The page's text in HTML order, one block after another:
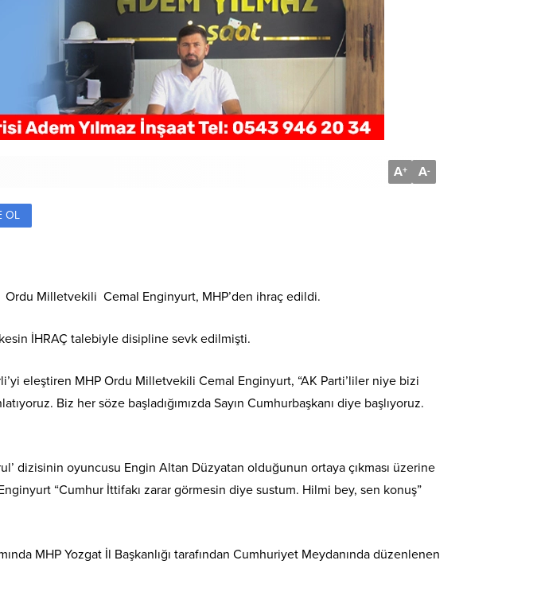
A+ A-
OL
Milletvekili Cemal Enginyurt, MHP’den ihraç edildi.
İHRAÇ talebiyle disipline sevk edilmişti.
eleştiren MHP Ordu Milletvekili Cemal Enginyurt, “AK Parti’liler niye bizi
Biz her söze başladığımızda Sayın Cumhurbaşkanı diye başlıyoruz.
dizisinin oyuncusu Engin Altan Düzyatan olduğunun ortaya çıkması üzerine
“Cumhur İttifakı zarar görmesin diye sustum. Hilmi bey, sen konuş”
MHP Yozgat İl Başkanlığı tarafından Cumhuriyet Meydanında düzenlenen